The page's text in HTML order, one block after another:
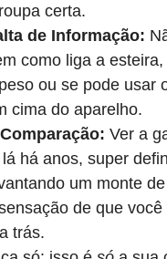
certa.
de Informação:
como liga a
ou se pode usar
cima do aparelho.
Ver a
há anos, super
um monte
de que você
trás.